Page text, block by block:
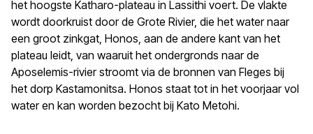
het hoogste Katharo-plateau in Lassithi voert. De vlakte
wordt doorkruist door de Grote Rivier, die het water naar
een groot zinkgat, Honos, aan de andere kant van het
plateau leidt, van waaruit het ondergronds naar de
Aposelemis-rivier stroomt via de bronnen van Fleges bij
het dorp Kastamonitsa. Honos staat tot in het voorjaar vol
water en kan worden bezocht bij Kato Metohi.